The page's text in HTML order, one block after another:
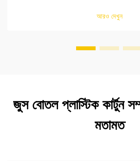
আরও দেখুন
জুস বোতল প্লাস্টিক কার্টুন
মতামত